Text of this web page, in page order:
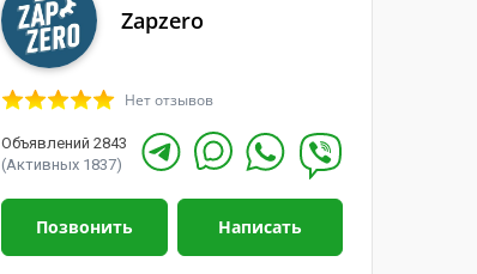
Zapzero
Нет отзывов
Объявлений 2843
(Активных 1837)
Позвонить Написать